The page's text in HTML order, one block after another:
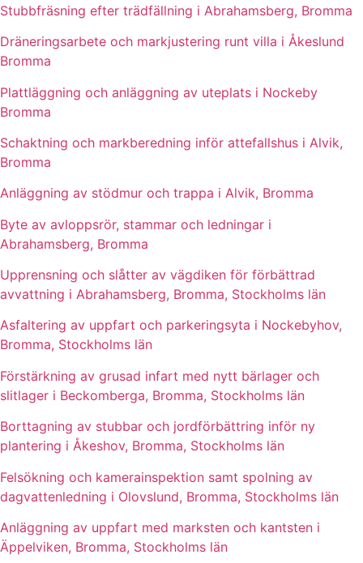
Stubbfräsning efter trädfällning i Abrahamsberg, Bromma
Dräneringsarbete och markjustering runt villa i Åkeslund
Bromma
Plattläggning och anläggning av uteplats i Nockeby
Bromma
Schaktning och markberedning inför attefallshus i Alvik,
Bromma
Anläggning av stödmur och trappa i Alvik, Bromma
Byte av avloppsrör, stammar och ledningar i
Abrahamsberg, Bromma
Upprensning och slåtter av vägdiken för förbättrad
avvattning i Abrahamsberg, Bromma, Stockholms län
Asfaltering av uppfart och parkeringsyta i Nockebyhov,
Bromma, Stockholms län
Förstärkning av grusad infart med nytt bärlager och
slitlager i Beckomberga, Bromma, Stockholms län
Borttagning av stubbar och jordförbättring inför ny
plantering i Åkeshov, Bromma, Stockholms län
Felsökning och kamerainspektion samt spolning av
dagvattenledning i Olovslund, Bromma, Stockholms län
Anläggning av uppfart med marksten och kantsten i
Äppelviken, Bromma, Stockholms län